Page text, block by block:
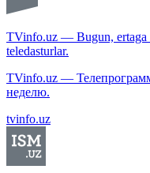
TVinfo.uz — Bugun, ertaga
teledasturlar.
TVinfo.uz —
неделю.
tvinfo.uz